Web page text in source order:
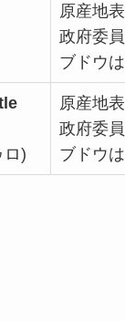
原産地
政府委
ブドウ
ロ)
原産地
政府委
ブドウ